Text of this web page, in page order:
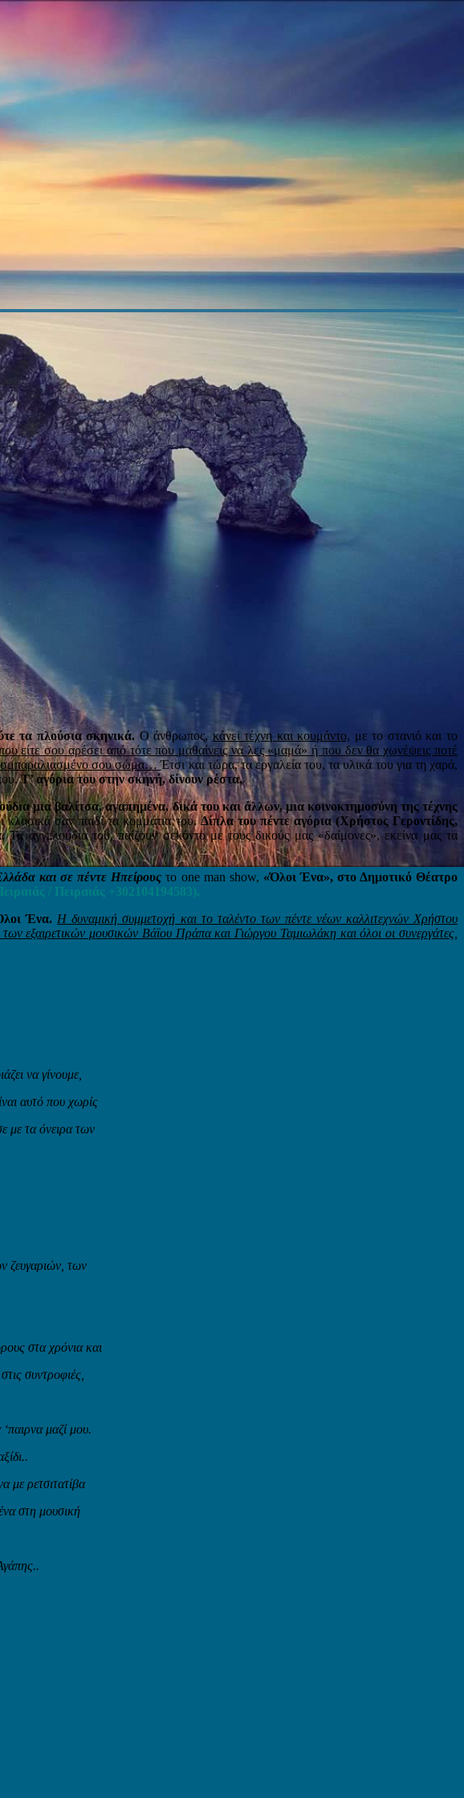
τα πλούσια σκηνικά. Ο άνθρωπος, κάνει τέχνη και κουμάντο, με το στανιό και το
είτε σου αρέσει από τότε που μαθαίνεις να λες «μαμά» ή που δεν θα χωνέψεις ποτέ
σμπαραλιασμένο σου σώμα…Έτσι και τώρα, τα εργαλεία του, τα υλικά του για τη χαρά,
Τ’ αγόρια του στην σκηνή, δίνουν ρέστα.
μια βαλίτσα, αγαπημένα, δικά του και άλλων, μια κοινοκτημοσύνη της τέχνης
κλασικά σαν παιδί τα κομμάτια του.Δίπλατου πέντε αγόρια (Χρήστος Γεροντίδης,
Τα αγγελούδια του, παίζουν σεκόντο με τους δικούς μας «δαίμονες», εκείνα μας τα
και σε πέντε Ηπείρους το one man show, «Όλοι Ένα», στο Δημοτικό Θέατρο
/ Πειραιάς +302104194583).
Ένα. Η δυναμική συμμετοχή και το ταλέντο των πέντε νέων καλλιτεχνών Χρήστου
μουσικών Βάϊου Πράπα και Γιώργου Ταμιωλάκη και όλοι οι συνεργάτες,
να γίνουμε,
αυτό που χωρίς
με τα όνειρα των
ζευγαριών, των
στα χρόνια και
συντροφιές,
μαζί μου.
με ρετσιτατίβα
στη μουσική